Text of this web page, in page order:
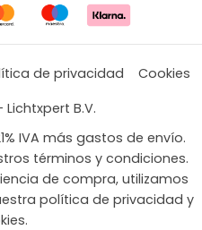
de privacidad
Cookies
B.V.
IVA más gastos de envío.
términos y condiciones.
de compra, utilizamos
política de privacidad y